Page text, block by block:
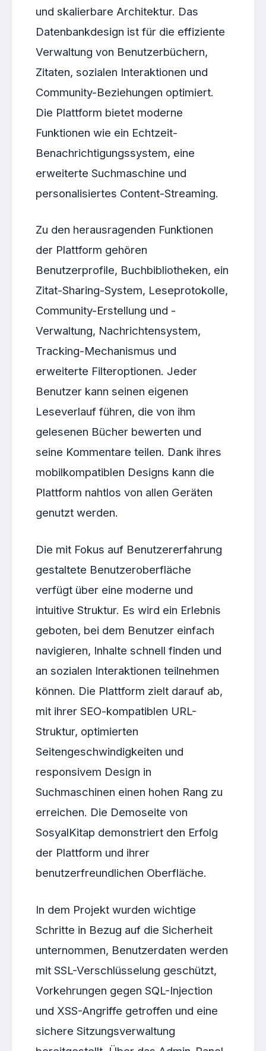
und skalierbare Architektur. Das
Datenbankdesign ist für die effiziente
Verwaltung von Benutzerbüchern,
Zitaten, sozialen Interaktionen und
Community-Beziehungen optimiert.
Die Plattform bietet moderne
Funktionen wie ein Echtzeit-
Benachrichtigungssystem, eine
erweiterte Suchmaschine und
personalisiertes Content-Streaming.
Zu den herausragenden Funktionen
der Plattform gehören
Benutzerprofile, Buchbibliotheken, ein
Zitat-Sharing-System, Leseprotokolle,
Community-Erstellung und -
Verwaltung, Nachrichtensystem,
Tracking-Mechanismus und
erweiterte Filteroptionen. Jeder
Benutzer kann seinen eigenen
Leseverlauf führen, die von ihm
gelesenen Bücher bewerten und
seine Kommentare teilen. Dank ihres
mobilkompatiblen Designs kann die
Plattform nahtlos von allen Geräten
genutzt werden.
Die mit Fokus auf Benutzererfahrung
gestaltete Benutzeroberfläche
verfügt über eine moderne und
intuitive Struktur. Es wird ein Erlebnis
geboten, bei dem Benutzer einfach
navigieren, Inhalte schnell finden und
an sozialen Interaktionen teilnehmen
können. Die Plattform zielt darauf ab,
mit ihrer SEO-kompatiblen URL-
Struktur, optimierten
Seitengeschwindigkeiten und
responsivem Design in
Suchmaschinen einen hohen Rang zu
erreichen. Die Demoseite von
SosyalKitap demonstriert den Erfolg
der Plattform und ihrer
benutzerfreundlichen Oberfläche.
In dem Projekt wurden wichtige
Schritte in Bezug auf die Sicherheit
unternommen, Benutzerdaten werden
mit SSL-Verschlüsselung geschützt,
Vorkehrungen gegen SQL-Injection
und XSS-Angriffe getroffen und eine
sichere Sitzungsverwaltung